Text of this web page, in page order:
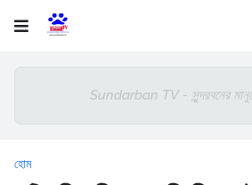
Sundarban TV - সুন্দরবনের
হোম